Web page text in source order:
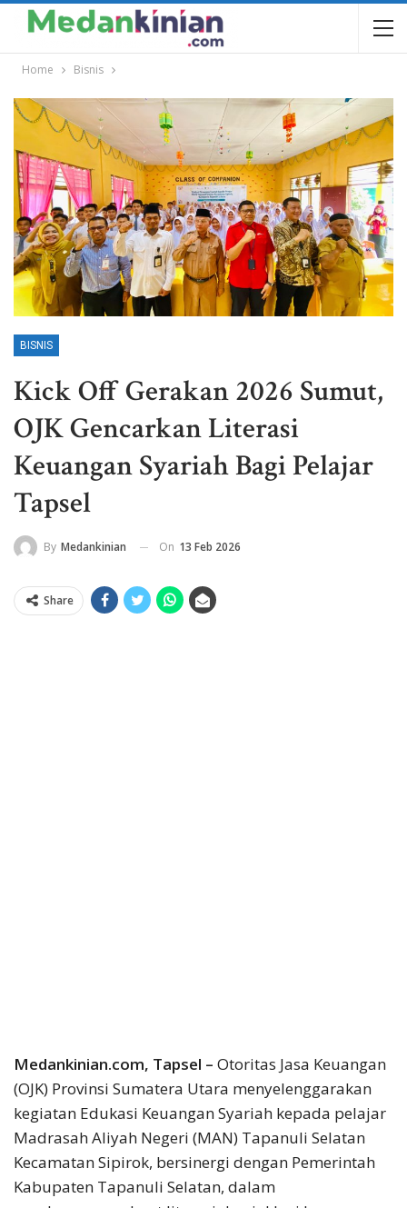
Home Bisnis
BISNIS
Kick Off Gerakan 2026 Sumut,
OJK Gencarkan Literasi
Keuangan Syariah Bagi Pelajar
Tapsel
By Medankinian On 13 Feb 2026
Share
Medankinian.com, Tapsel – Otoritas Jasa Keuangan
(OJK) Provinsi Sumatera Utara menyelenggarakan
kegiatan Edukasi Keuangan Syariah kepada pelajar
Madrasah Aliyah Negeri (MAN) Tapanuli Selatan
Kecamatan Sipirok, bersinergi dengan Pemerintah
Kabupaten Tapanuli Selatan, dalam